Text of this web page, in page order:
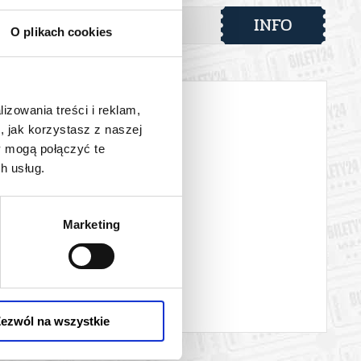
O plikach cookies
treści i reklam,
jak korzystasz z naszej
połączyć te
usług.
Marketing
na wszystkie
– utworów, które zachwyciły jury oryginalnym językiem
To spotkanie z muzyką tworzoną tu i teraz,
do odkrywania nowych talentów.
zwrot środków potwierdzony komunikatem
INFO